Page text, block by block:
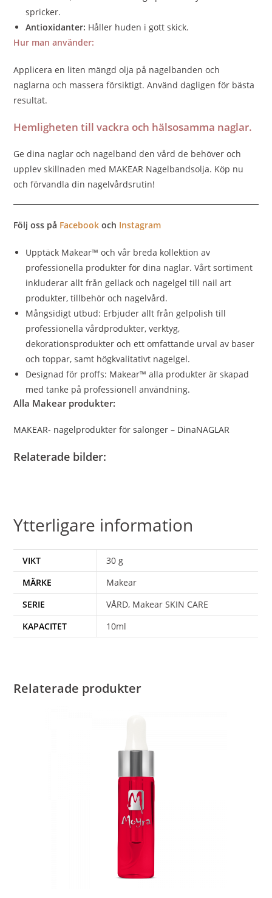
spricker.
Antioxidanter: Håller huden i gott skick.
Hur man använder:
Applicera en liten mängd olja på nagelbanden och
naglarna och massera försiktigt. Använd dagligen för bästa
resultat.
Hemligheten till vackra och hälsosamma naglar.
Ge dina naglar och nagelband den vård de behöver och
upplev skillnaden med MAKEAR Nagelbandsolja. Köp nu
och förvandla din nagelvårdsrutin!
Följ oss på Facebook och Instagram
Upptäck Makear™ och vår breda kollektion av
professionella produkter för dina naglar. Vårt sortiment
inkluderar allt från gellack och nagelgel till nail art
produkter, tillbehör och nagelvård.
Mångsidigt utbud: Erbjuder allt från gelpolish till
professionella vårdprodukter, verktyg,
dekorationsprodukter och ett omfattande urval av baser
och toppar, samt högkvalitativt nagelgel.
Designad för proffs: Makear™ alla produkter är skapad
med tanke på professionell användning.
Alla Makear produkter:
MAKEAR- nagelprodukter för salonger – DinaNAGLAR
Relaterade bilder:
Ytterligare information
VIKT
30 g
MÄRKE
Makear
SERIE
VÅRD, Makear SKIN CARE
KAPACITET
10ml
Relaterade produkter